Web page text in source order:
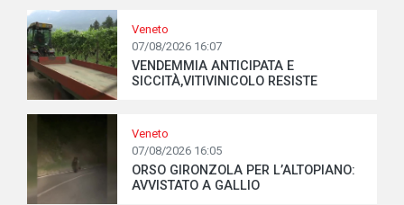
Veneto
07/08/2026 16:07
VENDEMMIA ANTICIPATA E
SICCITÀ,VITIVINICOLO RESISTE
Veneto
07/08/2026 16:05
ORSO GIRONZOLA PER L’ALTOPIANO:
AVVISTATO A GALLIO